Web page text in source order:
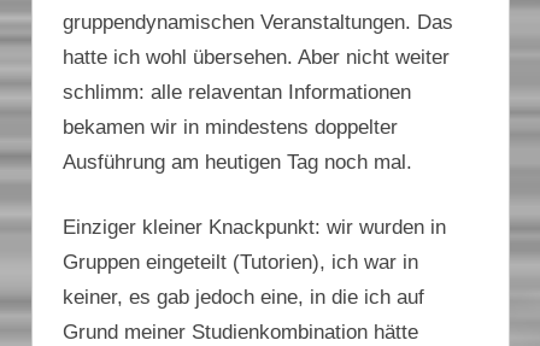
gruppendynamischen Veranstaltungen. Das
hatte ich wohl übersehen. Aber nicht weiter
schlimm: alle relaventan Informationen
bekamen wir in mindestens doppelter
Ausführung am heutigen Tag noch mal.
Einziger kleiner Knackpunkt: wir wurden in
Gruppen eingeteilt (Tutorien), ich war in
keiner, es gab jedoch eine, in die ich auf
Grund meiner Studienkombination hätte